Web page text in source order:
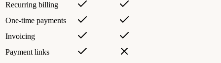
Recurring billing
One-time payments
Invoicing
Payment links